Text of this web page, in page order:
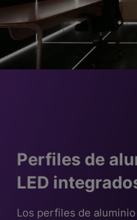
Perfiles de
LED
Los perfiles de